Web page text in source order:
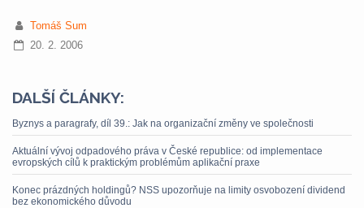
Tomáš Sum
20. 2. 2006
DALŠÍ ČLÁNKY:
Byznys a paragrafy, díl 39.: Jak na organizační změny ve společnosti
Aktuální vývoj odpadového práva v České republice: od implementace
evropských cílů k praktickým problémům aplikační praxe
Konec prázdných holdingů? NSS upozorňuje na limity osvobození dividend
bez ekonomického důvodu